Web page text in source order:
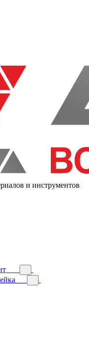
и инструментов